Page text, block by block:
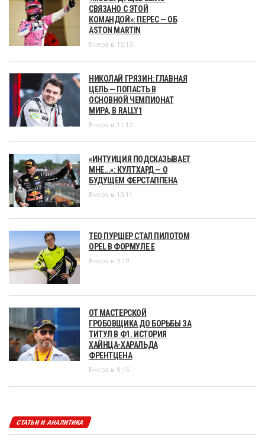
СВЯЗАНО С ЭТОЙ
КОМАНДОЙ»: ПЕРЕС — ОБ
ASTON MARTIN
Вчера в 12:13
НИКОЛАЙ ГРЯЗИН: ГЛАВНАЯ
ЦЕЛЬ — ПОПАСТЬ В
ОСНОВНОЙ ЧЕМПИОНАТ
МИРА, В RALLY1
Вчера в 11:12
«ИНТУИЦИЯ ПОДСКАЗЫВАЕТ
МНЕ...»: КУЛТХАРД — О
БУДУЩЕМ ФЕРСТАППЕНА
Вчера в 10:11
ТЕО ПУРШЕР СТАЛ ПИЛОТОМ
OPEL В ФОРМУЛЕ Е
Вчера в 9:10
ОТ МАСТЕРСКОЙ
ГРОБОВЩИКА ДО БОРЬБЫ ЗА
ТИТУЛ В Ф1. ИСТОРИЯ
ХАЙНЦА-ХАРАЛЬДА
ФРЕНТЦЕНА
Вчера в 8:15
СТАТЬИ И АНАЛИТИКА